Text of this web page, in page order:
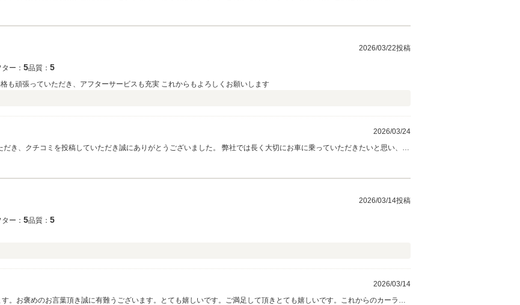
2026/03/22投稿
ー： 5品質： 5
も頑張っていただき、アフターサービスも充実 これからもよろしくお願いします
2026/03/24
2026/03/14投稿
ー： 5品質： 5
2026/03/14
お褒めのお言葉頂き誠に有難うございます。とても嬉しいです。ご満足して頂きとても嬉しいです。これからのカーライ